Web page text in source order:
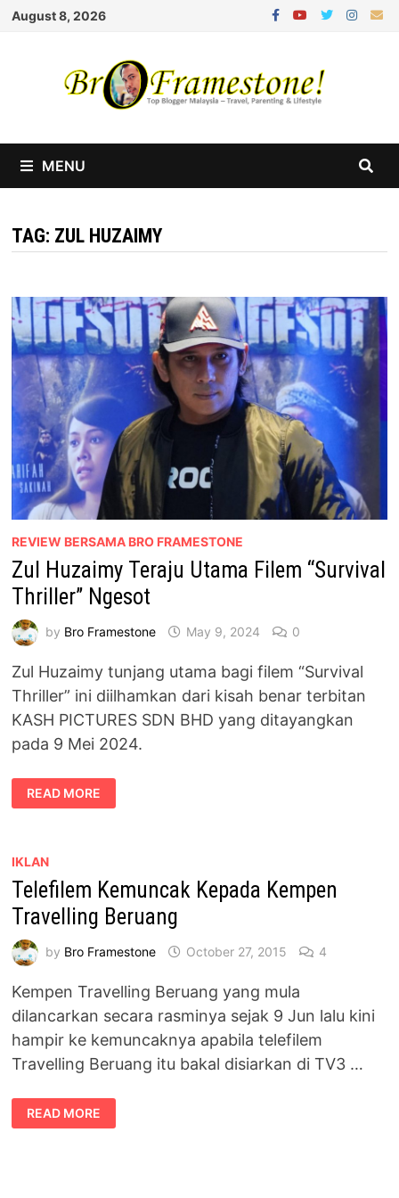
Skip
August 8, 2026
MENU
TAG: ZUL HUZAIMY
REVIEW BERSAMA BRO FRAMESTONE
Zul Huzaimy Teraju Utama Filem “Survival
Thriller” Ngesot
by Bro Framestone May 9, 2024 0
Zul Huzaimy tunjang utama bagi filem “Survival
Thriller” ini diilhamkan dari kisah benar terbitan
KASH PICTURES SDN BHD yang ditayangkan
pada 9 Mei 2024.
ZUL
HUZAIMY
TERAJU
THRILLER”
READ MORE
IKLAN
Telefilem Kemuncak Kepada Kempen
Travelling Beruang
by Bro Framestone October 27, 2015 4
Kempen Travelling Beruang yang mula
dilancarkan secara rasminya sejak 9 Jun lalu kini
hampir ke kemuncaknya apabila telefilem
Travelling Beruang itu bakal disiarkan di TV3 …
TELEFILEM
KEMUNCAK
KEPADA
READ MORE